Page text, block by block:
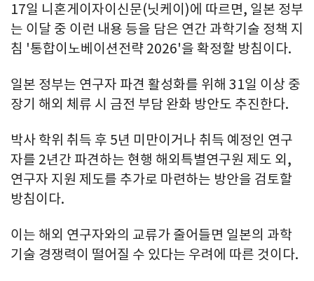
17일 니혼게이자이신문(닛케이)에 따르면, 일본 정부
는 이달 중 이런 내용 등을 담은 연간 과학기술 정책 지
침 '통합이노베이션전략 2026'을 확정할 방침이다.
일본 정부는 연구자 파견 활성화를 위해 31일 이상 중
장기 해외 체류 시 금전 부담 완화 방안도 추진한다.
박사 학위 취득 후 5년 미만이거나 취득 예정인 연구
자를 2년간 파견하는 현행 해외특별연구원 제도 외,
연구자 지원 제도를 추가로 마련하는 방안을 검토할
방침이다.
이는 해외 연구자와의 교류가 줄어들면 일본의 과학
기술 경쟁력이 떨어질 수 있다는 우려에 따른 것이다.